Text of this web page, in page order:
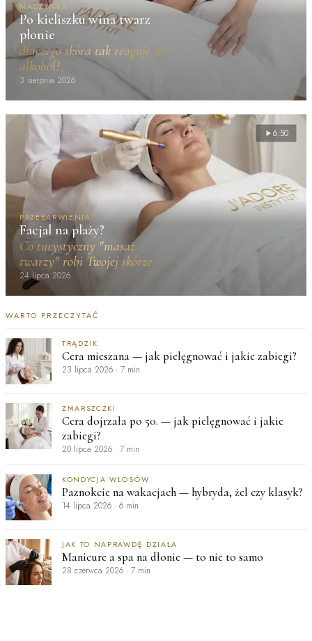
NACZYNKA
Po kieliszku wina twarz
płonie
dlaczego skóra tak reaguje na
alkohol?
3 sierpnia 2026
PRZEBARWIENIA
Facjal na plaży?
Co turystyczny "masaż
twarzy" robi Twojej skórze
24 lipca 2026
6:50
WARTO PRZECZYTAĆ
TRĄDZIK
Cera mieszana — jak pielęgnować i jakie zabiegi?
23 lipca 2026 · 7 min
ZMARSZCZKI
Cera dojrzała po 50. — jak pielęgnować i jakie
zabiegi?
20 lipca 2026 · 7 min
KONDYCJA WŁOSÓW
Paznokcie na wakacjach — hybryda, żel czy klasyk?
14 lipca 2026 · 6 min
JAK TO NAPRAWDĘ DZIAŁA
Manicure a spa na dłonie — to nie to samo
28 czerwca 2026 · 7 min